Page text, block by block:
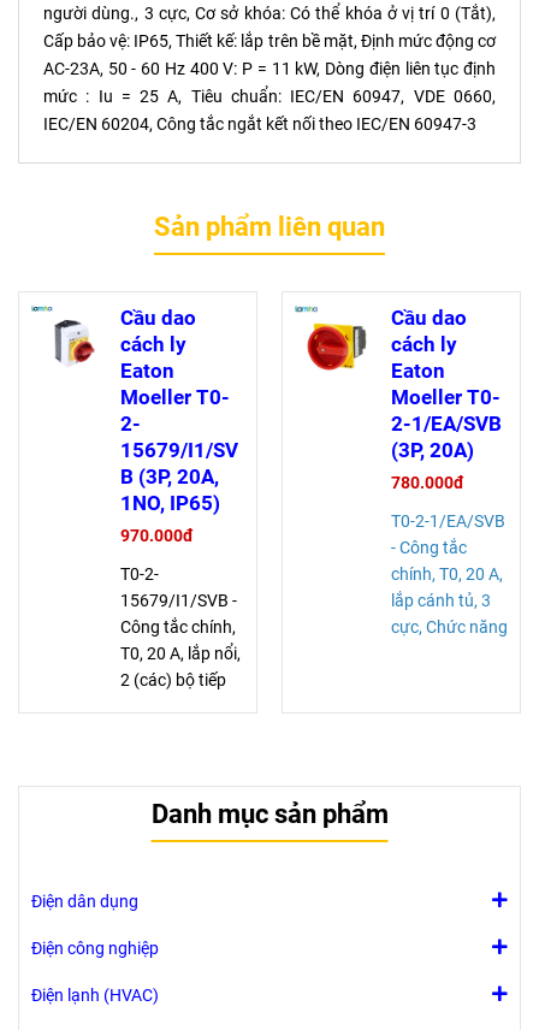
người dùng., 3 cực, Cơ sở khóa: Có thể khóa ở vị trí 0 (Tắt),
Cấp bảo vệ: IP65, Thiết kế: lắp trên bề mặt, Định mức động cơ
AC-23A, 50 - 60 Hz 400 V: P = 11 kW, Dòng điện liên tục định
mức : Iu = 25 A, Tiêu chuẩn: IEC/EN 60947, VDE 0660,
IEC/EN 60204, Công tắc ngắt kết nối theo IEC/EN 60947-3
Sản phẩm liên quan
Cầu dao
cách ly
Eaton
Moeller T0-
2-
15679/I1/SV
B (3P, 20A,
1NO, IP65)
970.000đ
T0-2-
15679/I1/SVB -
Công tắc chính,
T0, 20 A, lắp nổi,
2 (các) bộ tiếp
tay quay màu
đỏ và vòng khóa
màu vàng, Có
Cầu dao
cách ly
Eaton
Moeller T0-
2-1/EA/SVB
(3P, 20A)
780.000đ
T0-2-1/EA/SVB
- Công tắc
chính, T0, 20 A,
lắp cánh tủ, 3
cực, Chức năng
khóa ở vị trí 0
Danh mục sản phẩm
Điện dân dụng
Điện công nghiệp
Điện lạnh (HVAC)